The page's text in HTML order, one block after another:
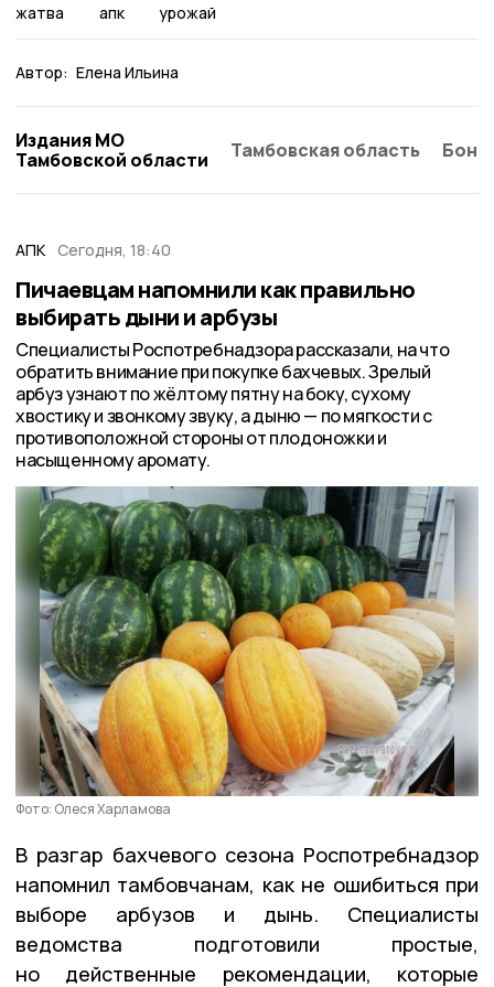
жатва апк урожай
Автор: Елена Ильина
Издания МО
Тамбовской области
Тамбовская область
АПК Сегодня, 18:40
Пичаевцам напомнили как правильно
выбирать дыни и арбузы
Специалисты Роспотребнадзора рассказали, на что
обратить внимание при покупке бахчевых. Зрелый
арбуз узнают по жёлтому пятну на боку, сухому
хвостику и звонкому звуку, а дыню — по мягкости с
противоположной стороны от плодоножки и
насыщенному аромату.
Фото: Олеся Харламова
В разгар бахчевого сезона Роспотребнадзор
напомнил тамбовчанам, как не ошибиться при
выборе арбузов и дынь. Специалисты
ведомства подготовили простые,
но действенные рекомендации, которые